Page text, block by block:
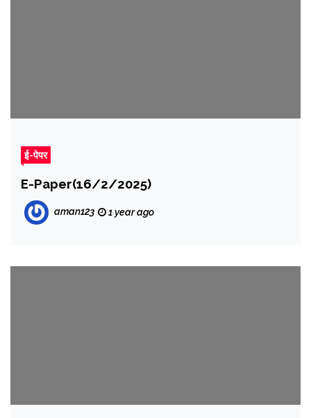
ई-पेपर
E-Paper(16/2/2025)
aman123 1 year ago